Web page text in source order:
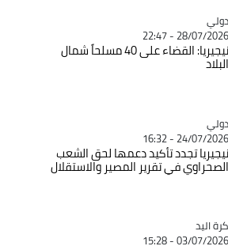
28/07/2026 -
نيجيريا: القضاء على 40 مسلحاً شمال
24/07/2026 -
تجدد تأكيد دعمها لحق الشعب
في تقرير المصير والاستقلال
اليد
03/07/2026 -